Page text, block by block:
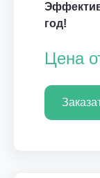
год!
Цена